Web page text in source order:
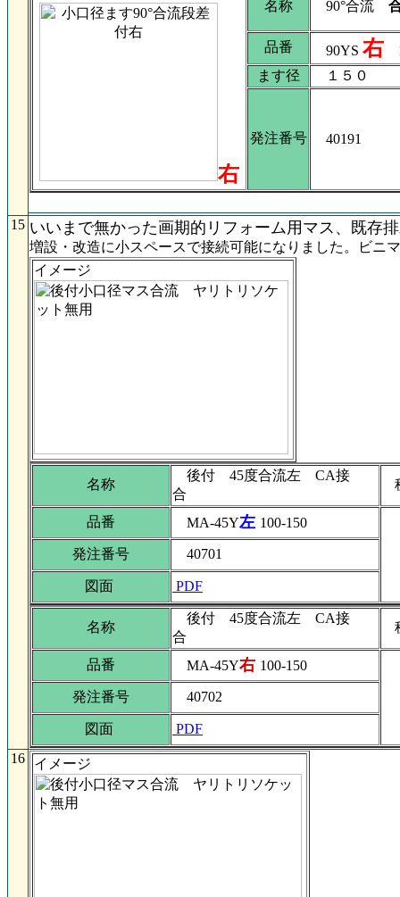
右
名称 90°合流
品番 90YS 右
ます径
１５０
発注番号 40191
15 いいまで無かった画期的リフォーム用マス、既存
増設・改造に小スペースで接続可能になりました。ビ
イメージ
名称
後付 45度合流左 CA接
合
品番 MA-45Y左 100-150
発注番号 40701
図面 PDF
名称
後付 45度合流左 CA接
合
品番 MA-45Y右 100-150
発注番号 40702
図面
PDF
16
イメージ